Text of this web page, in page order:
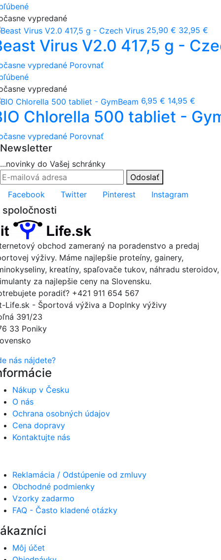
vypredané
25,90 € 32,95 €
Virus V2.0 417,5 g -
vypredané Porovnať
vypredané
6,95 € 14,95 €
Chlorella 500 tabliet -
vypredané Porovnať
Newsletter
...novinky do Vašej schránky
Odoslať
Facebook
Twitter Pinterest Instagram
spoločnosti
obchod zameraný na poradenstvo a predaj
výživy. Máme najlepšie proteíny, gainery,
kreatíny, spaľovače tukov, náhradu steroidov,
za najlepšie ceny na Slovensku.
poradiť? +421 911 654 567
Life.sk - Športová výživa a Doplnky výživy
391/23
33 Poniky
nás nájdete?
Nákup v Česku
O nás
Ochrana osobných údajov
Cena dopravy
Kontaktujte nás
Reklamácia / Odstúpenie od zmluvy
Obchodné podmienky
Vzorky zadarmo
FAQ - Často kladené otázky
Môj účet